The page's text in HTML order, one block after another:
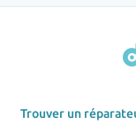
Trouver un